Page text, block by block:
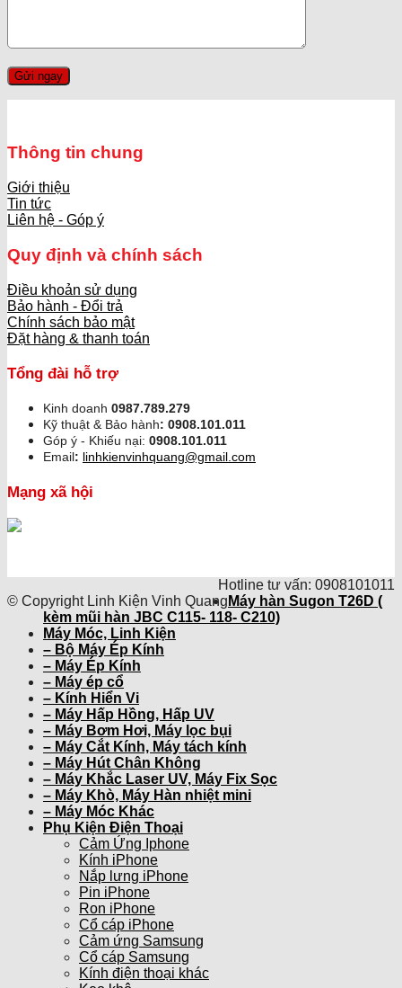
Thông tin chung
Giới thiệu
Tin tức
Liên hệ - Góp ý
Quy định và chính sách
Điều khoản sử dụng
Bảo hành - Đổi trả
Chính sách bảo mật
Đặt hàng & thanh toán
Tổng đài hỗ trợ
Kinh doanh 0987.789.279
Kỹ thuật & Bảo hành: 0908.101.011
Góp ý - Khiếu nại: 0908.101.011
Email: linhkienvinhquang@gmail.com
Mạng xã hội
Hotline tư vấn: 0908101011
© Copyright Linh Kiện Vinh Quang Máy hàn Sugon T26D (
kèm mũi hàn JBC C115- 118- C210)
Máy Móc, Linh Kiện
– Bộ Máy Ép Kính
– Máy Ép Kính
– Máy ép cổ
– Kính Hiển Vi
– Máy Hấp Hồng, Hấp UV
– Máy Bơm Hơi, Máy lọc bụi
– Máy Cắt Kính, Máy tách kính
– Máy Hút Chân Không
– Máy Khắc Laser UV, Máy Fix Sọc
– Máy Khò, Máy Hàn nhiệt mini
– Máy Móc Khác
Phụ Kiện Điện Thoại
Cảm Ứng Iphone
Kính iPhone
Nắp lưng iPhone
Pin iPhone
Ron iPhone
Cổ cáp iPhone
Cảm ứng Samsung
Cổ cáp Samsung
Kính điện thoại khác